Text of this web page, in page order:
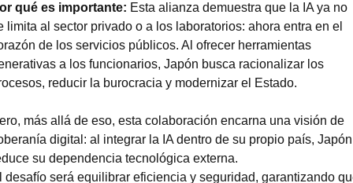
qué es importante: Esta alianza demuestra que la IA ya no
limita al sector privado o a los laboratorios: ahora entra en el
de los servicios públicos. Al ofrecer herramientas
a los funcionarios, Japón busca racionalizar los
reducir la burocracia y modernizar el Estado.
más allá de eso, esta colaboración encarna una visión de
digital: al integrar la IA dentro de su propio país, Japón
su dependencia tecnológica externa.
desafío será equilibrar eficiencia y seguridad, garantizando